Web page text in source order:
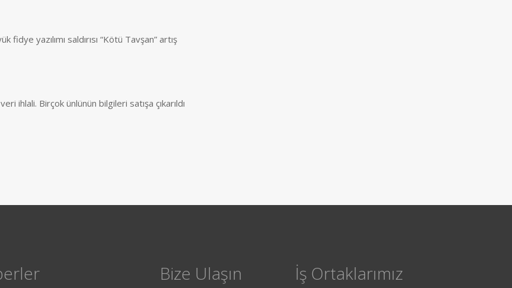
fidye yazılımı saldırısı “Kötü Tavşan” artış
ihlali. Birçok ünlünün bilgileri satışa çıkarıldı
Bize Ulaşın İş Ortaklarımız